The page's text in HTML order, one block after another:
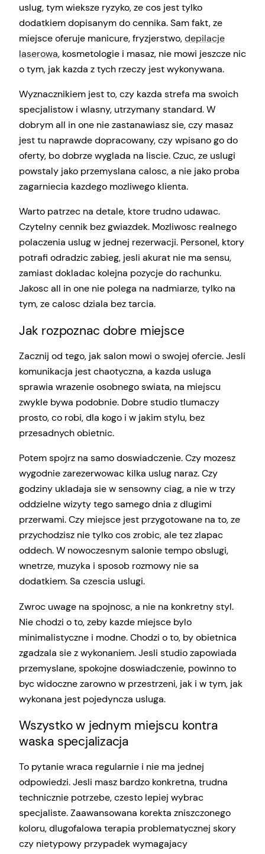
uslug, tym wieksze ryzyko, ze cos jest tylko
dodatkiem dopisanym do cennika. Sam fakt, ze
miejsce oferuje manicure, fryzjerstwo,depilacje
laserowa, kosmetologie i masaz, nie mowi jeszcze nic
o tym, jak kazda z tych rzeczy jest wykonywana.
Wyznacznikiem jest to, czy kazda strefa ma swoich
specjalistow i wlasny, utrzymany standard. W
dobrym all in one nie zastanawiasz sie, czy masaz
jest tu naprawde dopracowany, czy wpisano go do
oferty, bo dobrze wyglada na liscie. Czuc, ze uslugi
powstaly jako przemyslana calosc, a nie jako proba
zagarniecia kazdego mozliwego klienta.
Warto patrzec na detale, ktore trudno udawac.
Czytelny cennik bez gwiazdek. Mozliwosc realnego
polaczenia uslug w jednej rezerwacji. Personel, ktory
potrafi odradzic zabieg, jesli akurat nie ma sensu,
zamiast dokladac kolejna pozycje do rachunku.
Jakosc all in one nie polega na nadmiarze, tylko na
tym, ze calosc dziala bez tarcia.
Jak rozpoznac dobre miejsce
Zacznij od tego, jak salon mowi o swojej ofercie. Jesli
komunikacja jest chaotyczna, a kazda usluga
sprawia wrazenie osobnego swiata, na miejscu
zwykle bywa podobnie. Dobre studio tlumaczy
prosto, co robi, dla kogo i w jakim stylu, bez
przesadnych obietnic.
Potem spojrz na samo doswiadczenie. Czy mozesz
wygodnie zarezerwowac kilka uslug naraz. Czy
godziny ukladaja sie w sensowny ciag, a nie w trzy
oddzielne wizyty tego samego dnia z dlugimi
przerwami. Czy miejsce jest przygotowane na to, ze
przychodzisz nie tylko cos zrobic, ale tez zlapac
oddech. W nowoczesnym salonie tempo obslugi,
wnetrze, muzyka i sposob rozmowy nie sa
dodatkiem. Sa czescia uslugi.
Zwroc uwage na spojnosc, a nie na konkretny styl.
Nie chodzi o to, zeby kazde miejsce bylo
minimalistyczne i modne. Chodzi o to, by obietnica
zgadzala sie z wykonaniem. Jesli studio zapowiada
przemyslane, spokojne doswiadczenie, powinno to
byc widoczne zarowno w przestrzeni, jak i w tym, jak
wykonana jest pojedyncza usluga.
Wszystko w jednym miejscu kontra
waska specjalizacja
To pytanie wraca regularnie i nie ma jednej
odpowiedzi. Jesli masz bardzo konkretna, trudna
technicznie potrzebe, czesto lepiej wybrac
specjaliste. Zaawansowana korekta zniszczonego
koloru, dlugofalowa terapia problematycznej skory
czy nietypowy przypadek wymagajacy